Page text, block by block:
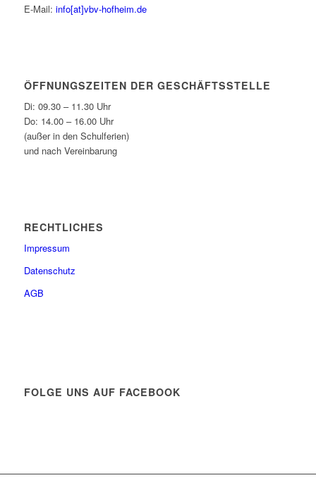
E-Mail: info[at]vbv-hofheim.de
ÖFFNUNGSZEITEN DER GESCHÄFTSSTELLE
Di: 09.30 – 11.30 Uhr
Do: 14.00 – 16.00 Uhr
(außer in den Schulferien)
und nach Vereinbarung
RECHTLICHES
Impressum
Datenschutz
AGB
FOLGE UNS AUF FACEBOOK